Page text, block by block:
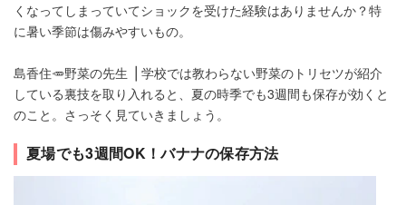
くなってしまっていてショックを受けた経験はありませんか？特
に暑い季節は傷みやすいもの。
島香住🥕野菜の先生 ⎪学校では教わらない野菜のトリセツが紹介
している裏技を取り入れると、夏の時季でも3週間も保存が効くと
のこと。さっそく見ていきましょう。
夏場でも3週間OK！バナナの保存方法